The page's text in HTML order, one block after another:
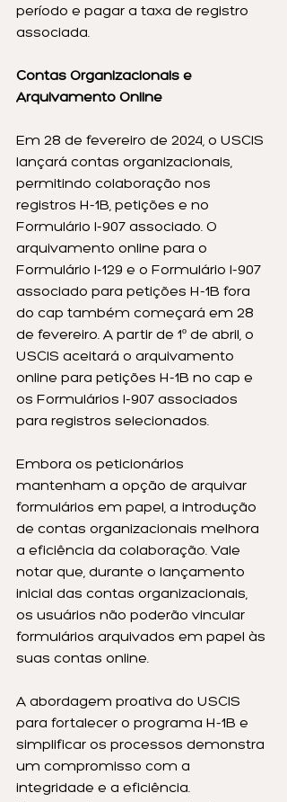
período e pagar a taxa de registro
associada.
Contas Organizacionais e
Arquivamento Online
Em 28 de fevereiro de 2024, o USCIS
lançará contas organizacionais,
permitindo colaboração nos
registros H-1B, petições e no
Formulário I-907 associado. O
arquivamento online para o
Formulário I-129 e o Formulário I-907
associado para petições H-1B fora
do cap também começará em 28
de fevereiro. A partir de 1º de abril, o
USCIS aceitará o arquivamento
online para petições H-1B no cap e
os Formulários I-907 associados
para registros selecionados.
Embora os peticionários
mantenham a opção de arquivar
formulários em papel, a introdução
de contas organizacionais melhora
a eficiência da colaboração. Vale
notar que, durante o lançamento
inicial das contas organizacionais,
os usuários não poderão vincular
formulários arquivados em papel às
suas contas online.
A abordagem proativa do USCIS
para fortalecer o programa H-1B e
simplificar os processos demonstra
um compromisso com a
integridade e a eficiência.